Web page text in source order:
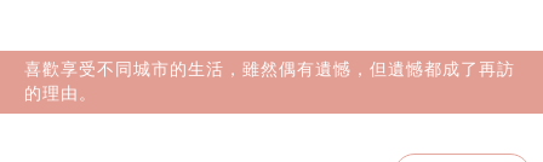
喜歡享受不同城市的生活，雖然偶有遺憾，但遺憾都成了再訪
的理由。